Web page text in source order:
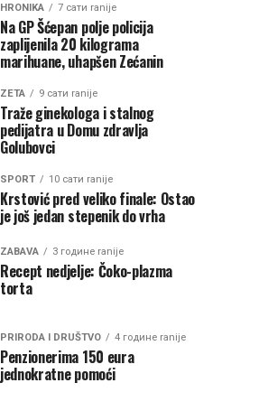
HRONIKA 7 сати ranije
Na GP Šćepan polje policija
zaplijenila 20 kilograma
marihuane, uhapšen Zećanin
ZETA 9 сати ranije
Traže ginekologa i stalnog
pedijatra u Domu zdravlja
Golubovci
SPORT 10 сати ranije
Krstović pred veliko finale: Ostao
je još jedan stepenik do vrha
ZABAVA 3 године ranije
Recept nedjelje: Čoko-plazma
torta
PRIRODA I DRUŠTVO 4 године ranije
Penzionerima 150 eura
jednokratne pomoći